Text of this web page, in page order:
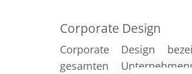
Corporate Design
Corporate Design
gesamten